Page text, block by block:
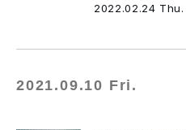
2022.02.24 Thu.
2021.09.10 Fri.